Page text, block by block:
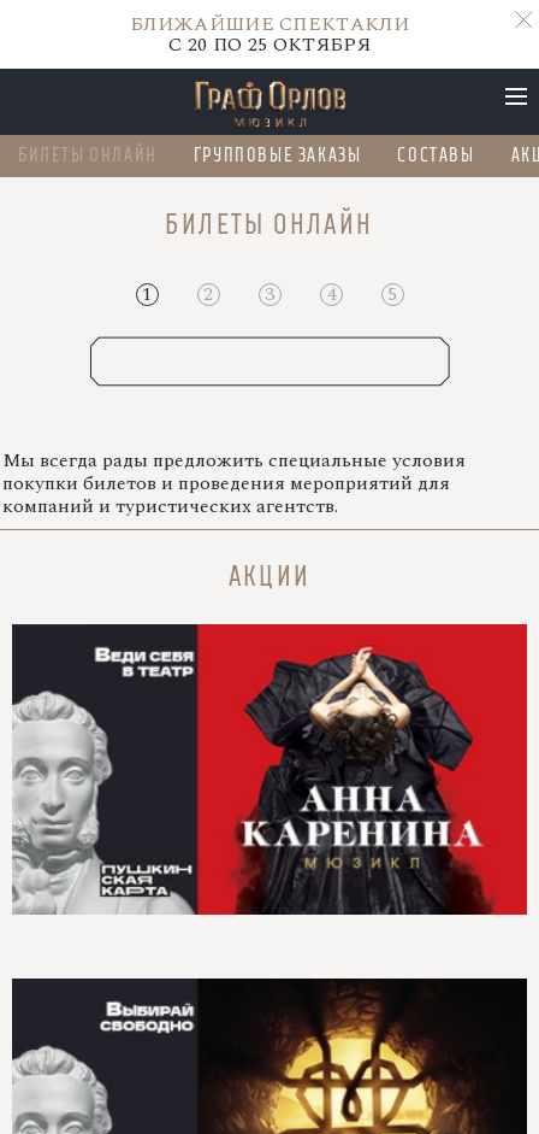
БЛИЖАЙШИЕ СПЕКТАКЛИ
С 20 ПО 25 ОКТЯБРЯ
БЛИЖАЙШИЕ СПЕКТАКЛИ
С 20 ПО 25 ОКТЯБРЯ
БИЛЕТЫ ОНЛАЙН ГРУППОВЫЕ ЗАКАЗЫ СОСТАВЫ
БИЛЕТЫ ОНЛАЙН
1 2 3 4 5
Мы всегда рады предложить специальные условия
покупки билетов и проведения мероприятий для
компаний и туристических агентств.
АКЦИИ